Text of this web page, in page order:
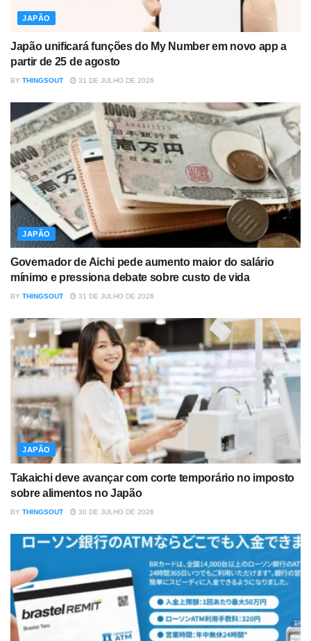
JAPÃO
Japão unificará funções do My Number em novo app a
partir de 25 de agosto
BY THINGSOUT 31 DE JULHO DE 2026
JAPÃO
Governador de Aichi pede aumento maior do salário
mínimo e pressiona debate sobre custo de vida
BY THINGSOUT 31 DE JULHO DE 2026
JAPÃO
Takaichi deve avançar com corte temporário no imposto
sobre alimentos no Japão
BY THINGSOUT 30 DE JULHO DE 2026